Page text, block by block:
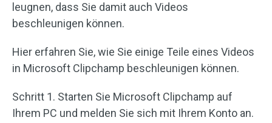
leugnen, dass Sie damit auch Videos
beschleunigen können.
Hier erfahren Sie, wie Sie einige Teile eines Videos
in Microsoft Clipchamp beschleunigen können.
Schritt 1. Starten Sie Microsoft Clipchamp auf
Ihrem PC und melden Sie sich mit Ihrem Konto an.